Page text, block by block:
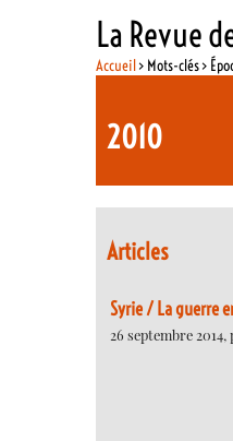
La Revue
Accueil> Mots-clés >
2010
Articles
Syrie / La guerre
26 septembre 2014,